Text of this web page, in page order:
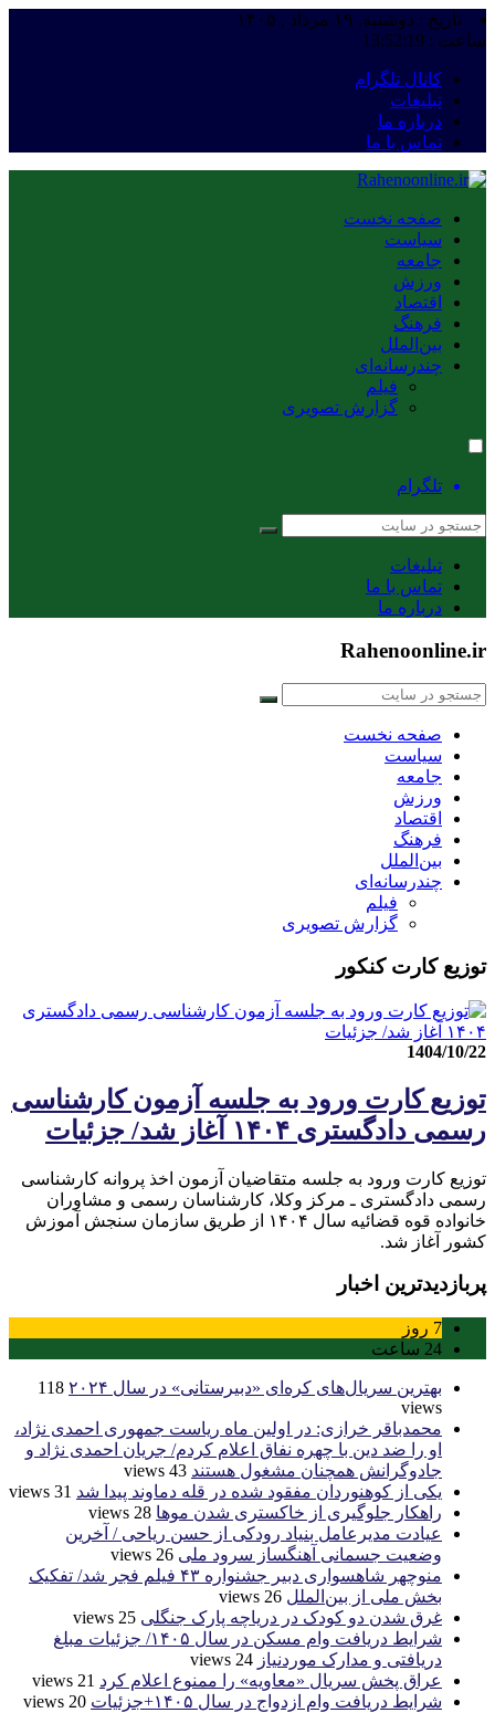
تاریخ : دوشنبه, ۱۹ مرداد , ۱۴۰۵
ساعت : 13:52:19
کانال تلگرام
تبلیغات
درباره ما
تماس با ما
صفحه نخست
سیاست
جامعه
ورزش
اقتصاد
فرهنگ
بین‌الملل
چندرسانه‌ای
فیلم
گزارش تصویری
تلگرام
تبلیغات
تماس با ما
درباره ما
Rahenoonline.ir
صفحه نخست
سیاست
جامعه
ورزش
اقتصاد
فرهنگ
بین‌الملل
چندرسانه‌ای
فیلم
گزارش تصویری
توزیع کارت کنکور
1404/10/22
توزیع کارت ورود به جلسه آزمون کارشناسی
رسمی دادگستری ۱۴۰۴ آغاز شد/ جزئیات
توزیع کارت ورود به جلسه متقاضیان آزمون اخذ پروانه کارشناسی
رسمی دادگستری ـ مرکز وکلا، کارشناسان رسمی و مشاوران
خانواده قوه قضائیه سال ۱۴۰۴ از طریق سازمان سنجش آموزش
کشور آغاز شد.
پربازدیدترین اخبار
7 روز
24 ساعت
بهترین سریال‌های کره‌ای «دبیرستانی» در سال ۲۰۲۴
118
views
محمدباقر خرازی: در اولین ماه ریاست جمهوری احمدی نژاد،
او را ضد دین با چهره نفاق اعلام کردم/ جریان احمدی نژاد و
جادوگرانش همچنان مشغول هستند 43 views
یکی از کوهنوردان مفقود شده در قله دماوند پیدا شد 31 views
راهکار جلوگیری از خاکستری شدن موها 28 views
عیادت مدیرعامل بنیاد رودکی از حسن ریاحی / آخرین
وضعیت جسمانی آهنگساز سرود ملی 26 views
منوچهر شاهسواری دبیر جشنواره ۴۳ فیلم فجر شد/ تفکیک
بخش ملی از بین‌الملل 26 views
غرق شدن دو کودک در دریاچه پارک جنگلی 25 views
شرایط دریافت وام مسکن در سال ۱۴۰۵/ جزئیات مبلغ
دریافتی و مدارک موردنیاز 24 views
عراق پخش سریال «معاویه» را ممنوع اعلام کرد 21 views
شرایط دریافت وام ازدواج در سال ۱۴۰۵+جزئیات
20 views